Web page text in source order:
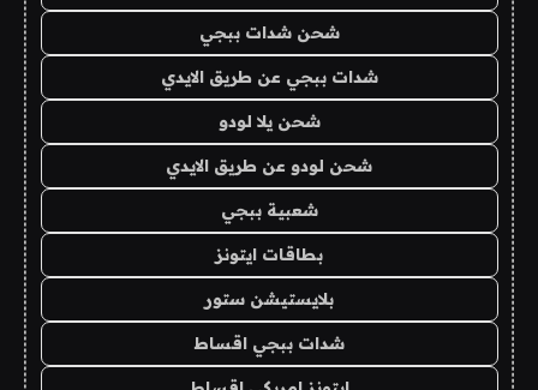
شحن شدات ببجي
شدات ببجي عن طريق الايدي
شحن يلا لودو
شحن لودو عن طريق الايدي
شعبية ببجي
بطاقات ايتونز
بلايستيشن ستور
شدات ببجي اقساط